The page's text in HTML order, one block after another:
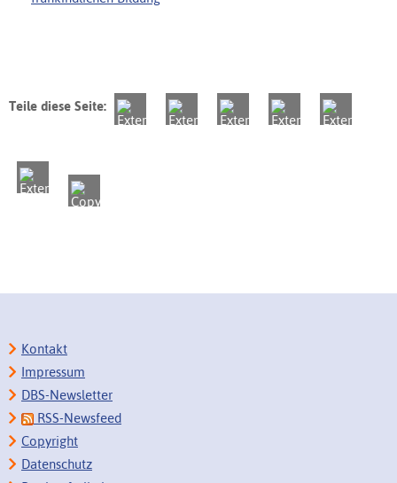
Teile diese Seite:
Kontakt
Impressum
DBS-Newsletter
RSS-Newsfeed
Copyright
Datenschutz